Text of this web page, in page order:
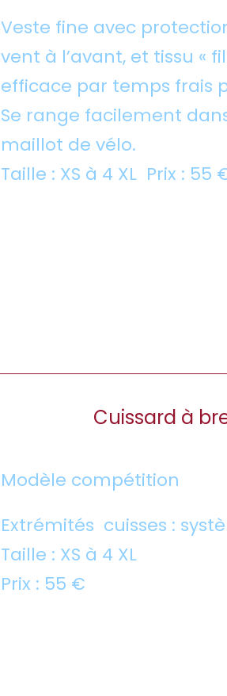
Veste fine avec
vent à l’avant, et tissu «
efficace par temps frais
Se range facilement
maillot de vélo.
Taille : XS à 4 XL Prix : 55
Cuissard à
Modèle compétition
Extrémités cuisses :
Taille : XS à 4 XL
Prix : 55 €